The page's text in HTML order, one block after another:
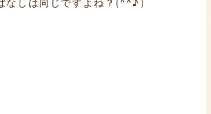
なしは同じですよね？(^^♪）